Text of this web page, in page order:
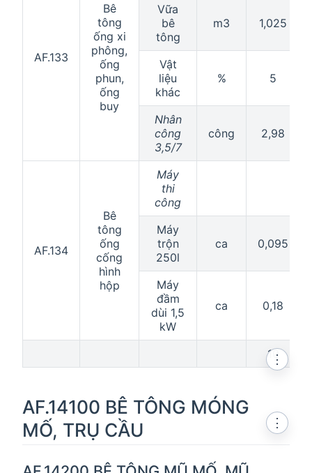
AF.133
Bê
tông
ống xi
phông,
ống
phun,
ống
buy
Vữa
bê
tông
m3 1,025
Vật
liệu
khác
% 5
Nhân
công
3,5/7
công 2,98
AF.134
Bê
tông
ống
cống
hình
hộp
Máy
thi
công
Máy
trộn
250l
ca 0,095
Máy
đầm
dùi 1,5
kW
ca 0,18
10
AF.14100 BÊ TÔNG MÓNG
MỐ, TRỤ CẦU
⋮
⋮